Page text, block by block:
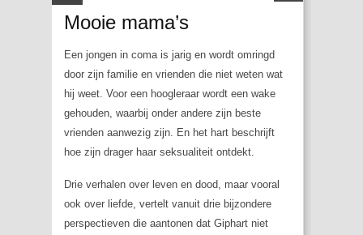
Mooie mama’s
Een jongen in coma is jarig en wordt omringd
door zijn familie en vrienden die niet weten wat
hij weet. Voor een hoogleraar wordt een wake
gehouden, waarbij onder andere zijn beste
vrienden aanwezig zijn. En het hart beschrijft
hoe zijn drager haar seksualiteit ontdekt.
Drie verhalen over leven en dood, maar vooral
ook over liefde, vertelt vanuit drie bijzondere
perspectieven die aantonen dat Giphart niet